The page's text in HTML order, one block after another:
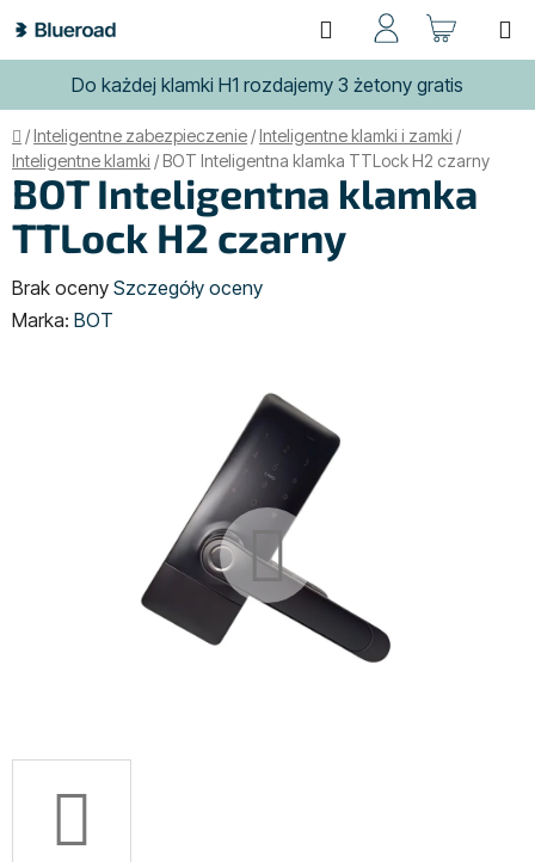
do
treści
Do każdej klamki H1 rozdajemy 3 żetony gratis
Szukaj
Home
/Inteligentne zabezpieczenie /Inteligentne klamki i zamki /
Inteligentne klamki /BOT Inteligentna klamka TTLock H2 czarny
BOT Inteligentna klamka
TTLock H2 czarny
Średnia
ocena
Brak oceny Szczegóły oceny
Marka: BOT